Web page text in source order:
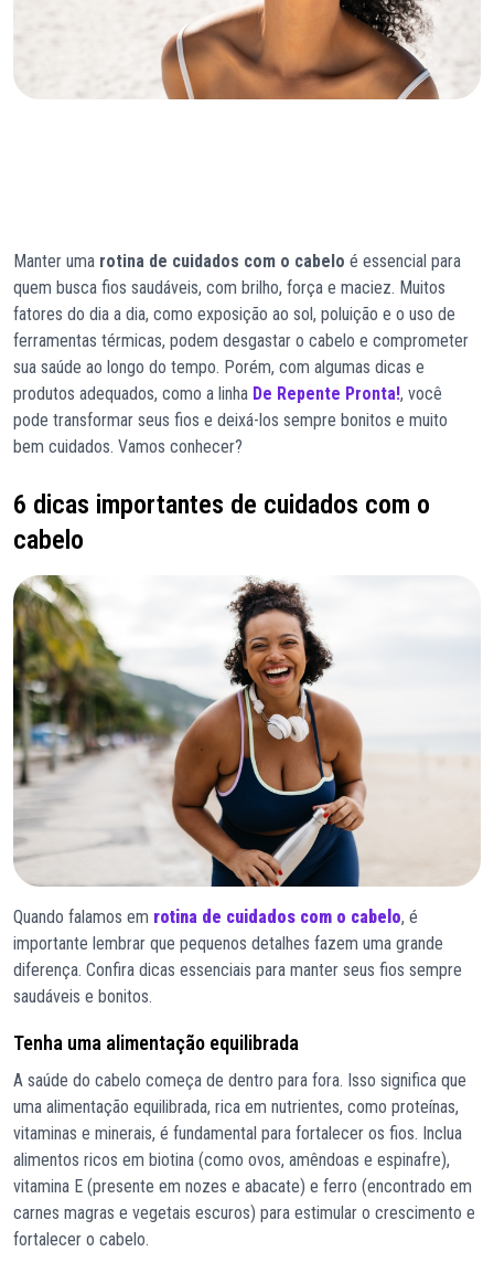
Manter uma rotina de cuidados com o cabelo é essencial para
quem busca fios saudáveis, com brilho, força e maciez. Muitos
fatores do dia a dia, como exposição ao sol, poluição e o uso de
ferramentas térmicas, podem desgastar o cabelo e comprometer
sua saúde ao longo do tempo. Porém, com algumas dicas e
produtos adequados, como a linha De Repente Pronta!, você
pode transformar seus fios e deixá-los sempre bonitos e muito
bem cuidados. Vamos conhecer?
6 dicas importantes de cuidados com o
cabelo
Quando falamos em rotina de cuidados com o cabelo, é
importante lembrar que pequenos detalhes fazem uma grande
diferença. Confira dicas essenciais para manter seus fios sempre
saudáveis e bonitos.
Tenha uma alimentação equilibrada
A saúde do cabelo começa de dentro para fora. Isso significa que
uma alimentação equilibrada, rica em nutrientes, como proteínas,
vitaminas e minerais, é fundamental para fortalecer os fios. Inclua
alimentos ricos em biotina (como ovos, amêndoas e espinafre),
vitamina E (presente em nozes e abacate) e ferro (encontrado em
carnes magras e vegetais escuros) para estimular o crescimento e
fortalecer o cabelo.